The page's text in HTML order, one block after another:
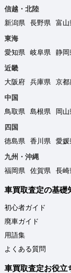
信越・北陸
新潟県
長野県 富山
東海
愛知県
岐阜県 静岡
近畿
大阪府
兵庫県 京都
中国
鳥取県
島根県 岡山
四国
徳島県
香川県 愛媛
九州・沖縄
福岡県
佐賀県 長崎
車買取査定の基礎
初心者ガイド
廃車ガイド
用語集
よくある質問
車買取査定お役立